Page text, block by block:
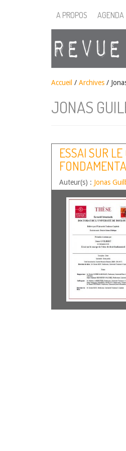
A PROPOS AGENDA
Accueil / Archives /
JONAS
ESSAI SUR
Auteur(s) : Jonas